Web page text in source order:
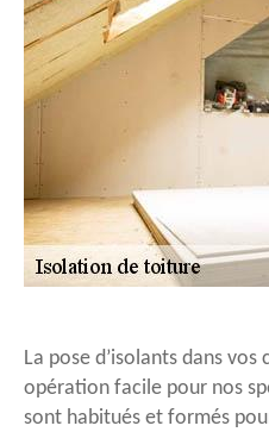
La pose d’isolants dans
opération facile pour nos
sont habitués et formés